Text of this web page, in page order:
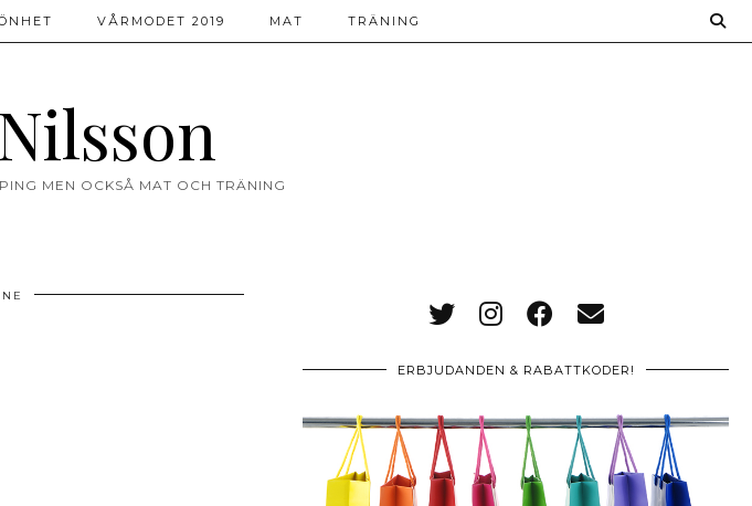
MEN OCKSÅ MAT OCH TRÄNING
VÅRMODET 2019 MAT TRÄNING
ERBJUDANDEN & RABATTKODER!